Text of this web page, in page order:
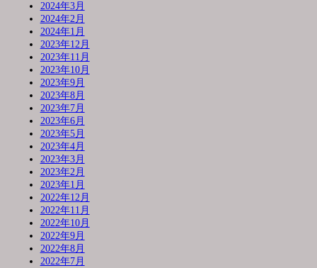
2024年3月
2024年2月
2024年1月
2023年12月
2023年11月
2023年10月
2023年9月
2023年8月
2023年7月
2023年6月
2023年5月
2023年4月
2023年3月
2023年2月
2023年1月
2022年12月
2022年11月
2022年10月
2022年9月
2022年8月
2022年7月